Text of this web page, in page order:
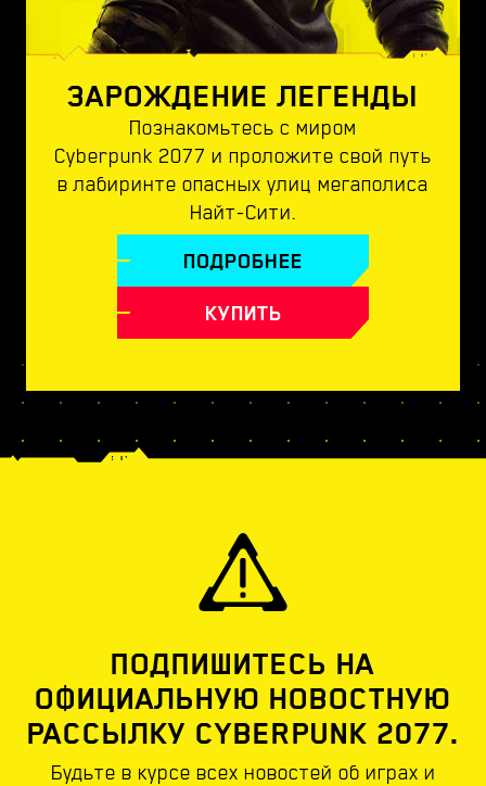
ЗАРОЖДЕНИЕ ЛЕГЕНДЫ
Познакомьтесь с миром
Cyberpunk 2077 и проложите свой путь
в лабиринте опасных улиц мегаполиса
Найт-Сити.
ПОДРОБНЕЕ
КУПИТЬ
ПОДПИШИТЕСЬ НА
ОФИЦИАЛЬНУЮ НОВОСТНУЮ
РАССЫЛКУ CYBERPUNK 2077.
Будьте в курсе всех новостей об играх и